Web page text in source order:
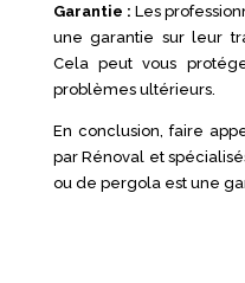
Garantie : Les
une garantie sur leur
Cela peut vous
problèmes ultérieurs.
En conclusion, faire
par Rénoval et
ou de pergola est une